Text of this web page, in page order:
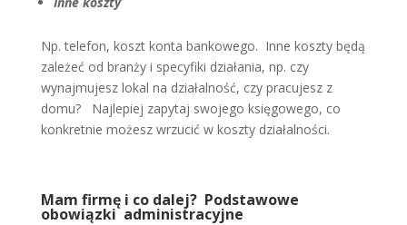
Np. telefon, koszt konta bankowego. Inne koszty będą
zależeć od branży i specyfiki działania, np. czy
wynajmujesz lokal na działalność, czy pracujesz z
domu? Najlepiej zapytaj swojego księgowego, co
konkretnie możesz wrzucić w koszty działalności.
Mam firmę i co dalej? Podstawowe
obowiązki administracyjne